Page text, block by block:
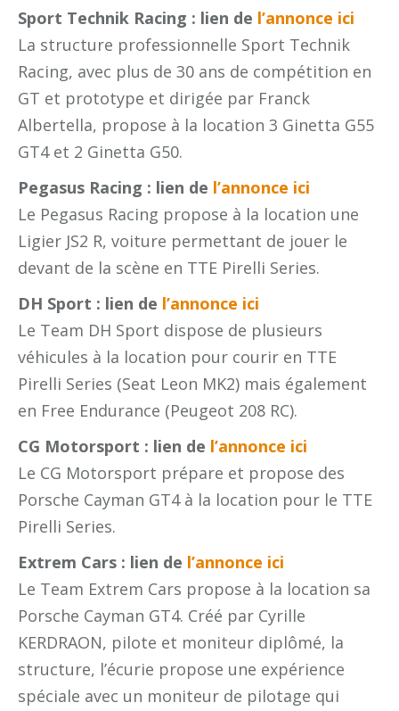
Sport Technik Racing : lien de l’annonce ici
La structure professionnelle Sport Technik
Racing, avec plus de 30 ans de compétition en
GT et prototype et dirigée par Franck
Albertella, propose à la location 3 Ginetta G55
GT4 et 2 Ginetta G50.
Pegasus Racing : lien de l’annonce ici
Le Pegasus Racing propose à la location une
Ligier JS2 R, voiture permettant de jouer le
devant de la scène en TTE Pirelli Series.
DH Sport : lien de l’annonce ici
Le Team DH Sport dispose de plusieurs
véhicules à la location pour courir en TTE
Pirelli Series (Seat Leon MK2) mais également
en Free Endurance (Peugeot 208 RC).
CG Motorsport : lien de l’annonce ici
Le CG Motorsport prépare et propose des
Porsche Cayman GT4 à la location pour le TTE
Pirelli Series.
Extrem Cars : lien de l’annonce ici
Le Team Extrem Cars propose à la location sa
Porsche Cayman GT4. Créé par Cyrille
KERDRAON, pilote et moniteur diplômé, la
structure, l’écurie propose une expérience
spéciale avec un moniteur de pilotage qui